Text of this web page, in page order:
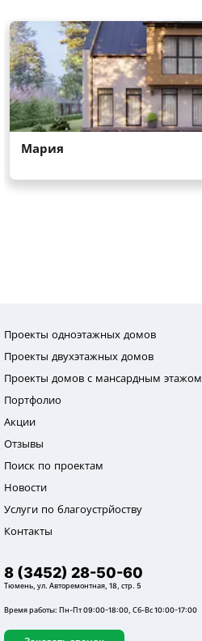
Проекты одноэтажных домов
Проекты двухэтажных домов
Проекты домов с мансардным этажом
Портфолио
Акции
Отзывы
Поиск по проектам
Новости
Услуги по благоустрйоству
Контакты
8 (3452) 28-50-60
Тюмень, ул. Авторемонтная, 18, стр. 5
Время работы: Пн-Пт 09:00-18:00, Сб-Вс 10:00-17:00